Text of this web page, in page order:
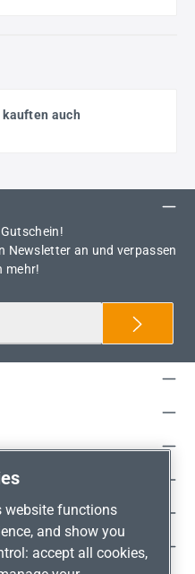
kauften auch
Newsletter an und verpassen
mehr!
website functions
and show you
accept all cookies,